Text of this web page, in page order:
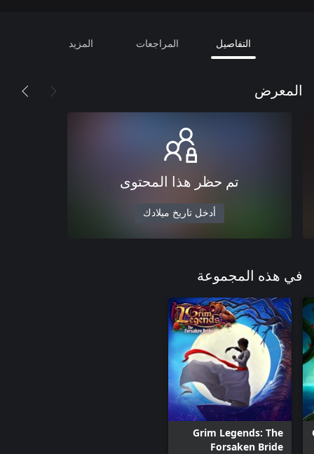
التفاصيل المراجعات المزيد
المعرض
تم حظر هذا المحتوى
أدخل تاريخ ميلادك
في هذه المجموعة
Grim Legends: The
Forsaken Bride